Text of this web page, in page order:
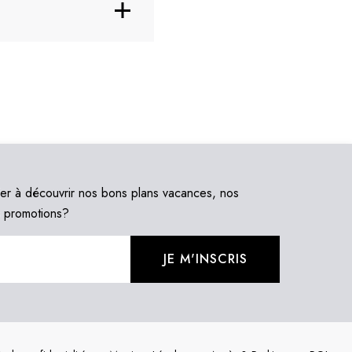
à découvrir nos bons plans vacances, nos
JE M'INSCRIS